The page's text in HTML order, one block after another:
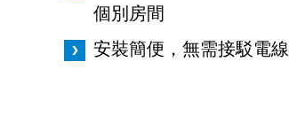
個別房間
安裝簡便，無需接駁電線